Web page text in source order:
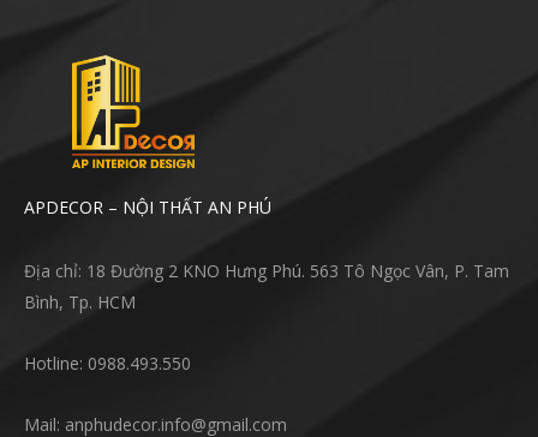
APDECOR – NỘI THẤT AN PHÚ
Địa chỉ: 18 Đường 2 KNO Hưng Phú. 563 Tô Ngọc Vân, P. Tam
Bình, Tp. HCM
Hotline: 0988.493.550
Mail: anphudecor.info@gmail.com